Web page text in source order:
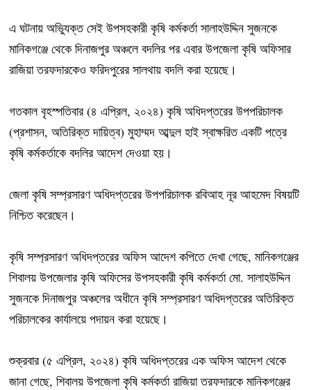
এ ঘটনায় অভিুযক্ত সেই উপসহকারী কৃষি কর্মকর্তা সালাহউদ্দিন সুজনকে
মানিকগঞ্জে থেকে দিনাজপুর অঞ্চলে বদলির পর এবার উপজেলা কৃষি অফিসার
রাজিয়া তরফদারকেও ফরিদপুরের সালথায় বদলি করা হয়েছে।
গতকাল বৃহস্পতিবার (৪ এপ্রিল, ২০২৪) কৃষি অধিদপ্তরের উপপরিচালক
(প্রশাসন, অতিরিক্ত দায়িত্ব) মুহাম্মদ আব্দুল হাই স্বাক্ষরিত একটি পত্রে
কৃষি কর্মকর্তাকে বদলির আদেশ দেওয়া হয়।
জেলা কৃষি সম্প্রসারণ অধিদপ্তরের উপপরিচালক রবিআহ নূর আহমেদ বিষয়টি
নিশ্চিত করেছেন।
কৃষি সম্প্রসারণ অধিদপ্তরের অফিস আদেশ কপিতে দেখা গেছে, মানিকগঞ্জের
শিবালয় উপজেলার কৃষি অফিসের উপসহকারী কৃষি কর্মকর্তা মো. সালাহউদ্দিন
সুজনকে দিনাজপুর অঞ্চলের অধীনে ‍কৃষি সম্প্রসারণ অধিদপ্তরের অতিরিক্ত
পরিচালকের কার্যালয়ে পদায়ন করা হয়েছে।
শুক্রবার (৫ এপ্রিল, ২০২৪) কৃষি অধিদপ্তরের এক অফিস আদেশ থেকে
জানা গেছে, শিবালয় উপজেলা কৃষি কর্মকর্তা রাজিয়া তরফদারকে মানিকগঞ্জের